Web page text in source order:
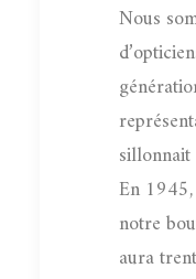
Nous
En
notre
aura